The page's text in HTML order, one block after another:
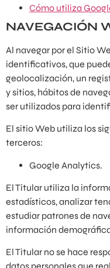
Cómo utiliza
NAVEGACIÓN
Al navegar por el Sitio
identificativos, que
geolocalización, un
y sitios, hábitos de
ser utilizados para
El sitio Web utiliza los
terceros:
Google Analytics.
El Titular utiliza la
estadísticos, analizar
estudiar patrones de
información
El Titular no se hace